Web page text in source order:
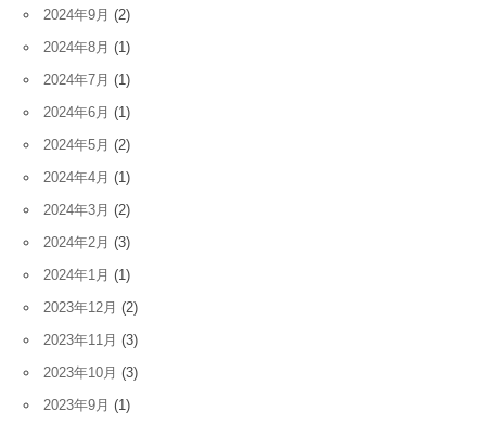
2024年9月 (2)
2024年8月 (1)
2024年7月 (1)
2024年6月 (1)
2024年5月 (2)
2024年4月 (1)
2024年3月 (2)
2024年2月 (3)
2024年1月 (1)
2023年12月 (2)
2023年11月 (3)
2023年10月 (3)
2023年9月 (1)